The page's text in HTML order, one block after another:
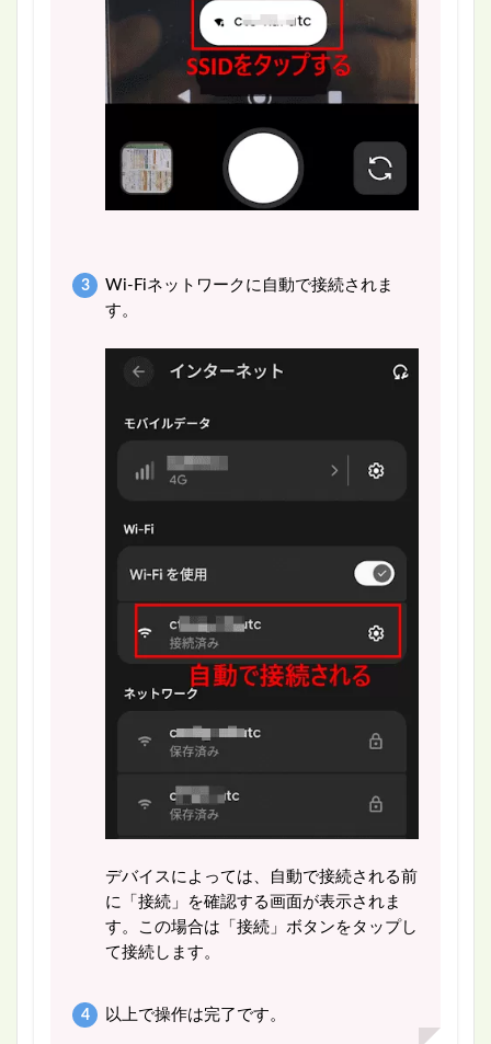
Wi-Fiネットワークに自動で接続されま
す。
デバイスによっては、自動で接続される前
に「接続」を確認する画面が表示されま
す。この場合は「接続」ボタンをタップし
て接続します。
以上で操作は完了です。